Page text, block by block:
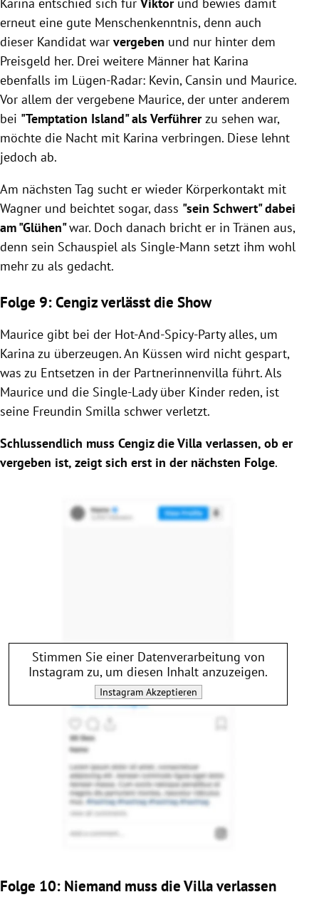
Karina entschied sich für Viktor und bewies damit
erneut eine gute Menschenkenntnis, denn auch
dieser Kandidat war vergeben und nur hinter dem
Preisgeld her. Drei weitere Männer hat Karina
ebenfalls im Lügen-Radar: Kevin, Cansin und Maurice.
Vor allem der vergebene Maurice, der unter anderem
bei "Temptation Island" als Verführerzu sehen war,
möchte die Nacht mit Karina verbringen. Diese lehnt
jedoch ab.
Am nächsten Tag sucht er wieder Körperkontakt mit
Wagner und beichtet sogar, dass "sein Schwert" dabei
am "Glühen"war. Doch danach bricht er in Tränen aus,
denn sein Schauspiel als Single-Mann setzt ihm wohl
mehr zu als gedacht.
Folge 9: Cengiz verlässt die Show
Maurice gibt bei der Hot-And-Spicy-Party alles, um
Karina zu überzeugen. An Küssen wird nicht gespart,
was zu Entsetzen in der Partnerinnenvilla führt. Als
Maurice und die Single-Lady über Kinder reden, ist
seine Freundin Smilla schwer verletzt.
Schlussendlich muss Cengiz die Villa verlassen, ob er
vergeben ist, zeigt sich erst in der nächsten Folge.
Stimmen Sie einer Datenverarbeitung von
Instagram zu, um diesen Inhalt anzuzeigen.
InstagramAkzeptieren
Folge 10: Niemand muss die Villa verlassen